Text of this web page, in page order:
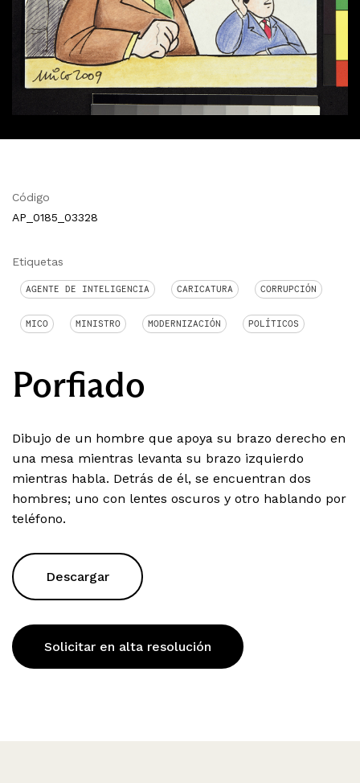
Código
AP_0185_03328
Etiquetas
AGENTE DE INTELIGENCIA CARICATURA CORRUPCIÓN
MICO MINISTRO MODERNIZACIÓN POLÍTICOS
Porfiado
Dibujo de un hombre que apoya su brazo derecho en
una mesa mientras levanta su brazo izquierdo
mientras habla. Detrás de él, se encuentran dos
hombres; uno con lentes oscuros y otro hablando por
teléfono.
Descargar
Solicitar en alta resolución